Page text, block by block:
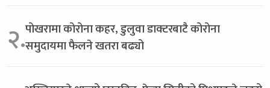
२.पोखरामा कोरोना कहर, डुलुवा डाक्टरबाटै कोरोना
समुदायमा फैलने खतरा बढ्यो